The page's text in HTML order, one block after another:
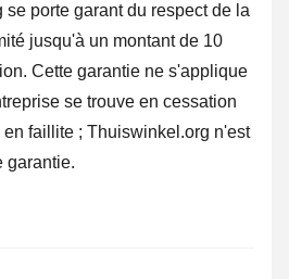
porte garant du respect de la
jusqu'à un montant de 10
Cette garantie ne s'applique
se trouve en cessation
faillite ; Thuiswinkel.org n'est
garantie.